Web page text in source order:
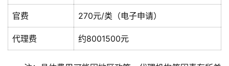
官费 270元/类（电子申请）
代理费 约8001500元